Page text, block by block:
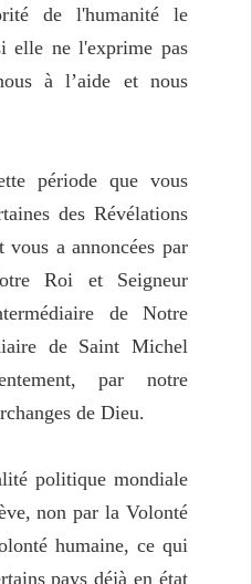
de l'humanité le
elle ne l'exprime pas
à l’aide et nous
période que vous
des Révélations
a annoncées par
Roi et Seigneur
de Notre
de Saint Michel
par notre
de Dieu.
politique mondiale
non par la Volonté
humaine, ce qui
pays déjà en état